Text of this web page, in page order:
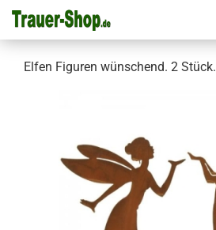
Elfen Figuren wünschend. 2 Stück.